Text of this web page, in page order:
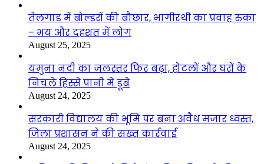
तेलगाड में बोल्डरों की बौछार, भागीरथी का प्रवाह रुका
– भय और दहशत में लोग
August 25, 2025
यमुना नदी का जलस्तर फिर बढ़ा, होटलों और घरों के
निचले हिस्से पानी में डूबे
August 24, 2025
सरकारी विद्यालय की भूमि पर बना अवैध मजार ध्वस्त,
जिला प्रशासन ने की सख्त कार्रवाई
August 24, 2025